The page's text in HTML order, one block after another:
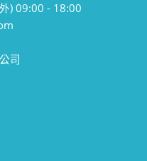
) 09:00 - 18:00
司